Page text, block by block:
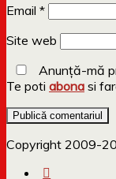
Email *
Site web
Anunță-mă
Te poti abona si
Copyright 2009-